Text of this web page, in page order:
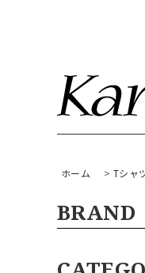
ホーム > Tシャ
BRAND